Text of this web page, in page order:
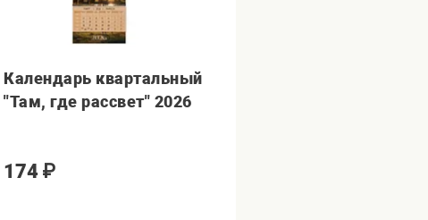
Календарь квартальный
"Там, где рассвет" 2026
174 ₽